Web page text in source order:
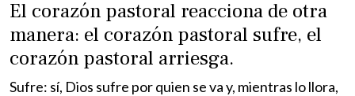
El corazón pastoral reacciona de otra
manera: el corazón pastoral sufre, el
corazón pastoral arriesga.
Sufre: sí, Dios sufre por quien se va y, mientras lo llora,